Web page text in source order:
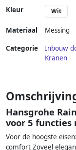
Kleur Wit
Materiaal Messing
Categorie Inbouw
Kranen
Hansgrohe
voor 5
Voor de hoogste
comfort Zoveel